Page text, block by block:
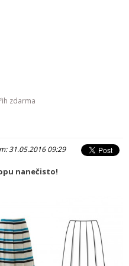
zdarma
31.05.2016 09:29
nanečisto!